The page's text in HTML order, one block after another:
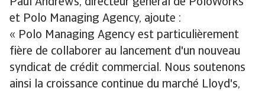
Paul Andrews, directeur général de PoloWorks
et Polo Managing Agency, ajoute :
« Polo Managing Agency est particulièrement
fière de collaborer au lancement d'un nouveau
syndicat de crédit commercial. Nous soutenons
ainsi la croissance continue du marché Lloyd's,